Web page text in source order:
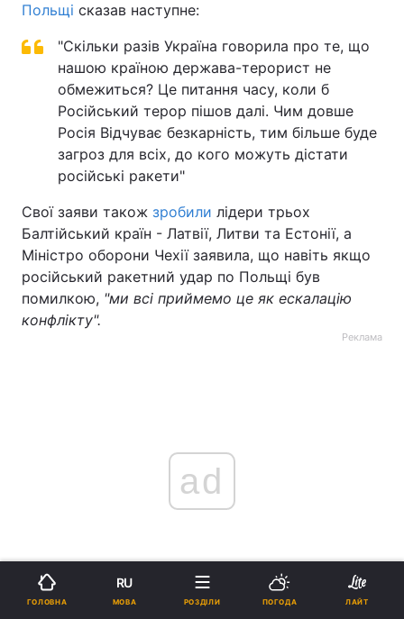
Польщі сказав наступне:
"Скільки разів Україна говорила про те, що
нашою країною держава-терорист не
обмежиться? Це питання часу, коли б
Російський терор пішов далі. Чим довше
Росія Відчуває безкарність, тим більше буде
загроз для всіх, до кого можуть дістати
російські ракети"
Свої заяви також зробили лідери трьох
Балтійський країн - Латвії, Литви та Естонії, а
Міністро оборони Чехії заявила, що навіть якщо
російський ракетний удар по Польщі був
помилкою, "ми всі приймемо це як ескалацію
конфлікту".
Реклама
ad
ГОЛОВНА
RU
МОВА РОЗДІЛИ ПОГОДА ЛАЙТ